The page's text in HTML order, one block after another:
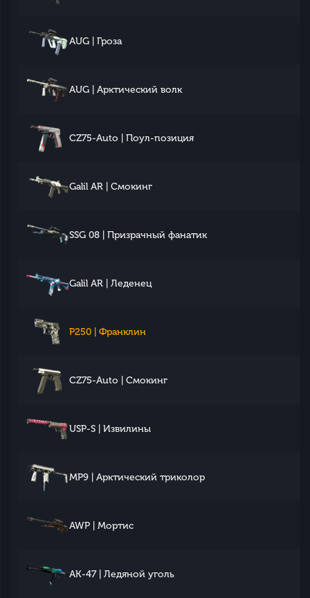
AUG | Гроза
AUG | Арктический волк
CZ75-Auto | Поул-позиция
Galil AR | Смокинг
SSG 08 | Призрачный фанатик
Galil AR | Леденец
P250 | Франклин
CZ75-Auto | Смокинг
USP-S | Извилины
MP9 | Арктический триколор
AWP | Мортис
AK-47 | Ледяной уголь